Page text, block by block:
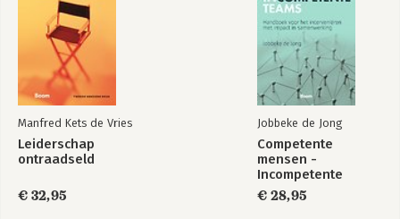
Manfred Kets de Vries
Leiderschap
ontraadseld
€ 32,95
Jobbeke de Jong
Competente
mensen -
Incompetente
teams
€ 28,95